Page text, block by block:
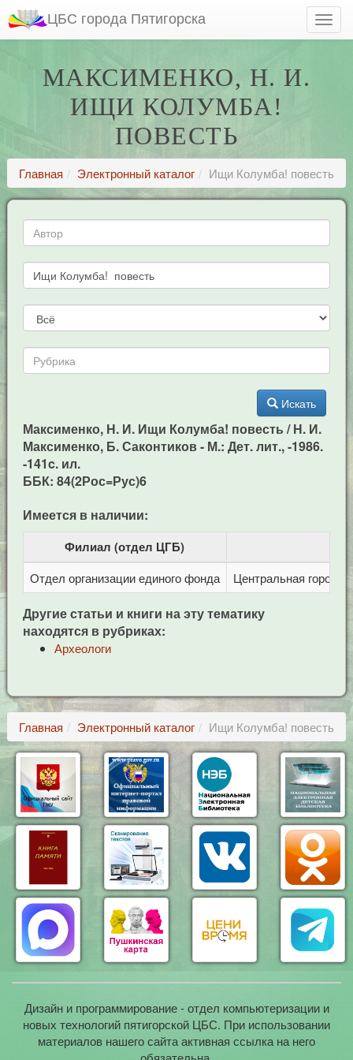
ЦБС города Пятигорска
МАКСИМЕНКО, Н. И.
ИЩИ КОЛУМБА!
ПОВЕСТЬ
Главная Электронный каталог Ищи Колумба! повесть
Искать
Максименко, Н. И. Ищи Колумба! повесть / Н. И.
Максименко, Б. Саконтиков - М.: Дет. лит., -1986.
-141c. ил.
ББК: 84(2Рос=Рус)6
Имеется в наличии:
Филиал (отдел ЦГБ)
Отдел организации единого фонда Центральная
Другие статьи и книги на эту тематику
находятся в рубриках:
Археологи
Главная Электронный каталог Ищи Колумба! повесть
Дизайн и программирование - отдел компьютеризации и
новых технологий пятигорской ЦБС. При использовании
материалов нашего сайта активная ссылка на него